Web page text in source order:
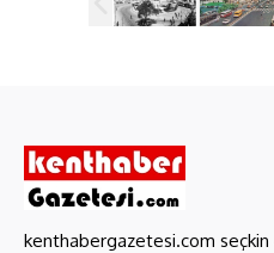
kenthabergazetesi.com